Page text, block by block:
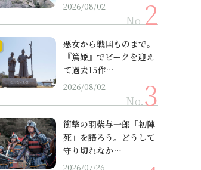
2026/08/02
No.
悪女から戦国ものまで。
『篤姫』でピークを迎え
て過去15作…
2026/08/02
No.
衝撃の羽柴与一郎「初陣
死」を語ろう。どうして
守り切れなか…
2026/07/26